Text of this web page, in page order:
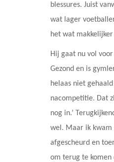
blessures. Juist
wat lager
het wat makkelijker
Hij gaat nu vol
Gezond en is
helaas niet
nacompetitie. Dat
nog in.’
wel. Maar ik kwam
afgescheurd en
om terug te komen